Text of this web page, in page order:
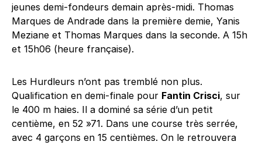
jeunes demi-fondeurs demain après-midi. Thomas
Marques de Andrade dans la première demie, Yanis
Meziane et Thomas Marques dans la seconde. A 15h
et 15h06 (heure française).
Les Hurdleurs n’ont pas tremblé non plus.
Qualification en demi-finale pour Fantin Crisci, sur
le 400 m haies. Il a dominé sa série d’un petit
centième, en 52 »71. Dans une course très serrée,
avec 4 garçons en 15 centièmes. On le retrouvera